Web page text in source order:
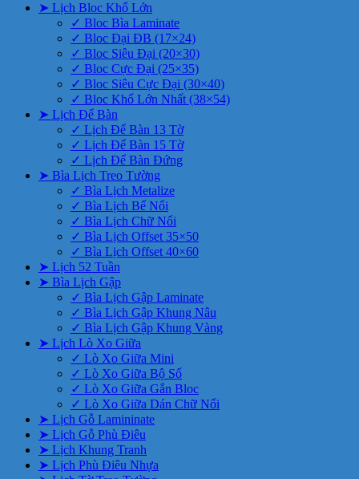
➤ Lịch Bloc Khổ Lớn
✓ Bloc Bìa Laminate
✓ Bloc Đại ĐB (17×24)
✓ Bloc Siêu Đại (20×30)
✓ Bloc Cực Đại (25×35)
✓ Bloc Siêu Cực Đại (30×40)
✓ Bloc Khổ Lớn Nhất (38×54)
➤ Lịch Để Bàn
✓ Lịch Để Bàn 13 Tờ
✓ Lịch Để Bàn 15 Tờ
✓ Lịch Để Bàn Đứng
➤ Bìa Lịch Treo Tường
✓ Bìa Lịch Metalize
✓ Bìa Lịch Bế Nổi
✓ Bìa Lịch Chữ Nổi
✓ Bìa Lịch Offset 35×50
✓ Bìa Lịch Offset 40×60
➤ Lịch 52 Tuần
➤ Bìa Lịch Gập
✓ Bìa Lịch Gập Laminate
✓ Bìa Lịch Gập Khung Nâu
✓ Bìa Lịch Gập Khung Vàng
➤ Lịch Lò Xo Giữa
✓ Lò Xo Giữa Mini
✓ Lò Xo Giữa Bộ Số
✓ Lò Xo Giữa Gắn Bloc
✓ Lò Xo Giữa Dán Chữ Nổi
➤ Lịch Gỗ Lamininate
➤ Lịch Gỗ Phù Điêu
➤ Lịch Khung Tranh
➤ Lịch Phù Điêu Nhựa